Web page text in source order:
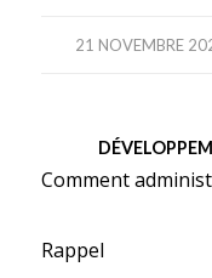
21 NOVEMBRE
/
Comment
Rappel